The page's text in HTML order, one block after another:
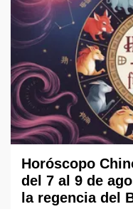
Horóscopo
del 7 al 9 de
la regencia del